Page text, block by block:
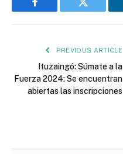
Facebook Twitter
PREVIOUS ARTICLE
Ituzaingó: Súmate a la
Fuerza 2024: Se encuentran
abiertas las inscripciones